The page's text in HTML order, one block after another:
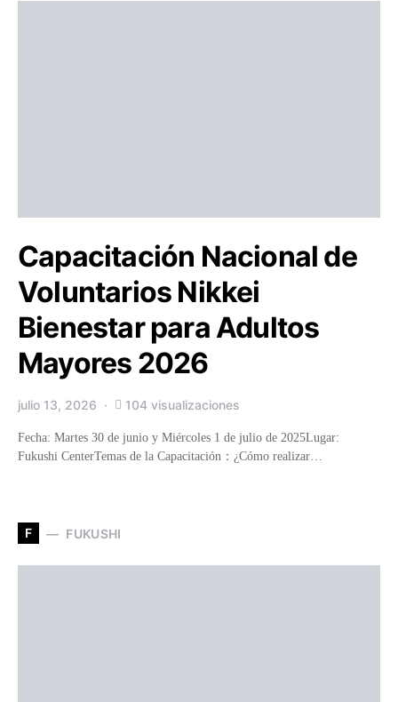
Capacitación Nacional de
Voluntarios Nikkei
Bienestar para Adultos
Mayores 2026
julio 13, 2026 104 visualizaciones
Fecha: Martes 30 de junio y Miércoles 1 de julio de 2025Lugar:
Fukushi CenterTemas de la Capacitación：¿Cómo realizar…
F FUKUSHI